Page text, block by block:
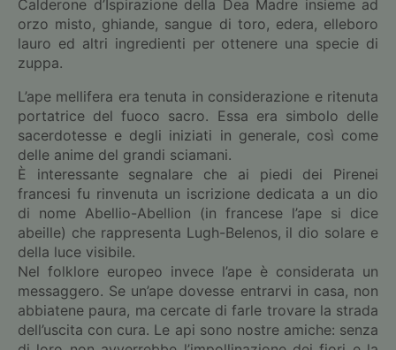
Calderone d’Ispirazione della Dea Madre insieme ad
orzo misto, ghiande, sangue di toro, edera, elleboro
lauro ed altri ingredienti per ottenere una specie di
zuppa.
L’ape mellifera era tenuta in considerazione e ritenuta
portatrice del fuoco sacro. Essa era simbolo delle
sacerdotesse e degli iniziati in generale, così come
delle anime del grandi sciamani.
È interessante segnalare che ai piedi dei Pirenei
francesi fu rinvenuta un iscrizione dedicata a un dio
di nome Abellio-Abellion (in francese l’ape si dice
abeille) che rappresenta Lugh-Belenos, il dio solare e
della luce visibile.
Nel folklore europeo invece l’ape è considerata un
messaggero. Se un’ape dovesse entrarvi in casa, non
abbiatene paura, ma cercate di farle trovare la strada
dell’uscita con cura. Le api sono nostre amiche: senza